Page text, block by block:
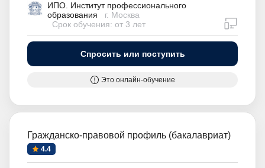
ИПО. Институт профессионального
образования
г. Москва
Срок обучения: от 3 лет
Спросить или поступить
Это онлайн-обучение
Гражданско-правовой профиль (бакалавриат)
4.4